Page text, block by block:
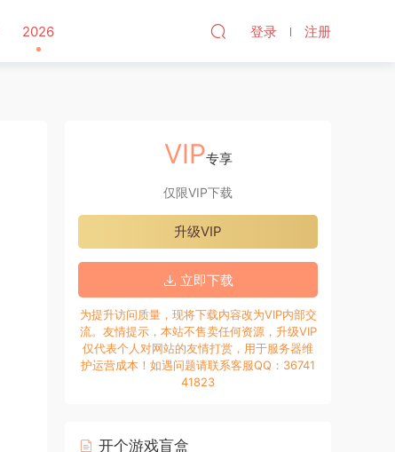
2026 登录 注册
VIP专享
仅限VIP下载
升级VIP
立即下载
为提升访问质量，现将下载内容改为VIP内部交
流。友情提示，本站不售卖任何资源，升级VIP
仅代表个人对网站的友情打赏，用于服务器维
护运营成本！如遇问题请联系客服QQ：36741
41823
开个游戏盲盒